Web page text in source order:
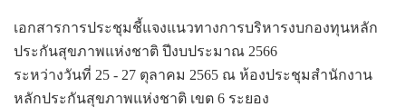
เอกสารการประชุมชี้แจงแนวทางการบริหารงบกองทุนหลัก
ประกันสุขภาพแห่งชาติ ปีงบประมาณ 2566
ระหว่างวันที่ 25 - 27 ตุลาคม 2565 ณ ห้องประชุมสำนักงาน
หลักประกันสุขภาพแห่งชาติ เขต 6 ระยอง